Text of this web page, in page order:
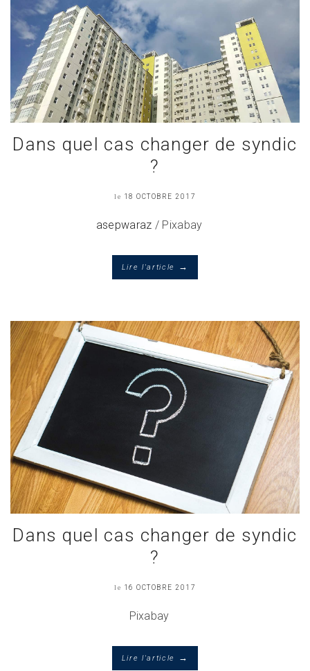
Dans quel cas changer de syndic
?
le 18 OCTOBRE 2017
asepwaraz / Pixabay
Lire l'article →
Dans quel cas changer de syndic
?
le 16 OCTOBRE 2017
Pixabay
Lire l'article →